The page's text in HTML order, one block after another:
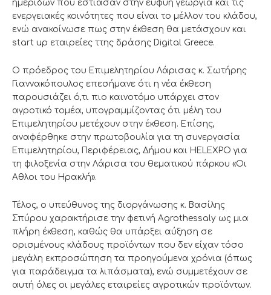
ημερίδων που εστίασαν στην ευφυή γεωργία και τις
ενεργειακές κοινότητες που είναι το μέλλον του κλάδου,
ενώ ανακοίνωσε πως στην έκθεση θα μετάσχουν και
start up εταιρείες ττης δράσης Digital Greece.
Ο πρόεδρος του Επιμελητηρίου Λάρισας κ. Σωτήρης
Γιαννακόπουλος επεσήμανε ότι η νέα έκθεση
παρουσιάζει ό,τι πιο καινοτόμο υπάρχει στον
αγροτικό τομέα, υπογραμμίζοντας ότι μέλη του
Επιμελητηρίου μετέχουν στην έκθεση. Επίσης,
αναφέρθηκε στην πρωτοβουλία για τη συνεργασία
Επιμελητηρίου, Περιφέρειας, Δήμου και HELEXPO για
τη φιλοξενία στην Λάρισα του θεματικού πάρκου «Οι
Αθλοι του Ηρακλή».
Τέλος, ο υπεύθυνος της διοργάνωσης κ. Βασίλης
Σπύρου χαρακτήρισε την φετινή Agrothessaly ως μια
πλήρη έκθεση, καθώς θα υπάρξει αύξηση σε
ορισμένους κλάδους προϊόντων που δεν είχαν τόσο
μεγάλη εκπροσώπηση τα προηγούμενα χρόνια (όπως
για παράδειγμα τα λιπάσματα), ενώ συμμετέχουν σε
αυτή όλες οι μεγάλες εταιρείες αγροτικών προϊόντων.